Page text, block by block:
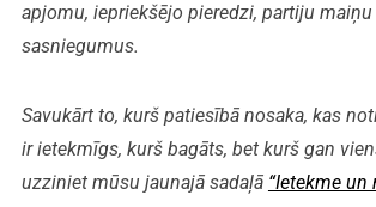
apjomu, iepriekšējo pieredzi, partiju
sasniegumus.
Savukārt to, kurš patiesībā nosaka, kas
ir ietekmīgs, kurš bagāts, bet kurš gan
uzziniet mūsu jaunajā sadaļā “Ietekme un